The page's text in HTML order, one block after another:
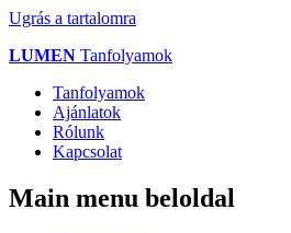
Ugrás a tartalomra
LUMEN Tanfolyamok
Tanfolyamok
Ajánlatok
Rólunk
Kapcsolat
Main menu beloldal